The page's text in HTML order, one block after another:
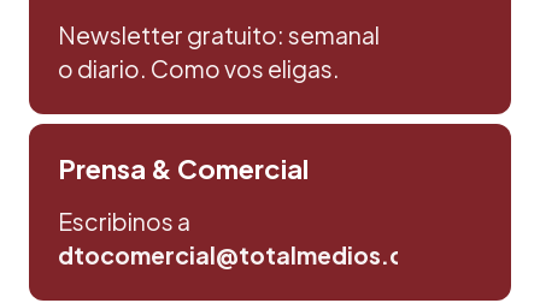
Newsletter gratuito: semanal
o diario. Como vos eligas.
Prensa & Comercial
Escribinos a
dtocomercial@totalmedios.com